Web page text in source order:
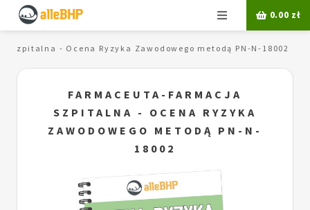
Menu 0.00 zł
szpitalna - Ocena Ryzyka Zawodowego metodą PN-N-18002
FARMACEUTA-FARMACJA
SZPITALNA - OCENA RYZYKA
ZAWODOWEGO METODĄ PN-N-
18002